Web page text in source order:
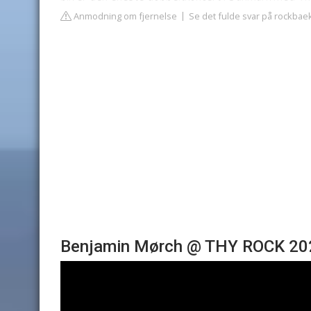
Anmodning om fjernelse Se det fulde svar på
Benjamin Mørch @ THY ROCK